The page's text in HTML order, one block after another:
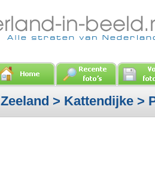
Zeeland > Kattendijke >